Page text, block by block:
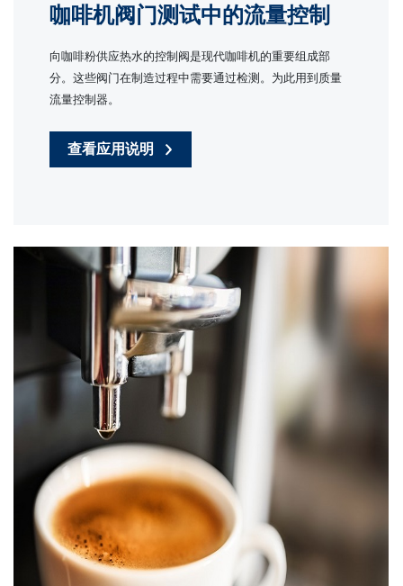
咖啡机阀门测试中的流量控制
向咖啡粉供应热水的控制阀是现代咖啡机的重要组成部
分。这些阀门在制造过程中需要通过检测。为此用到质量
流量控制器。
查看应用说明